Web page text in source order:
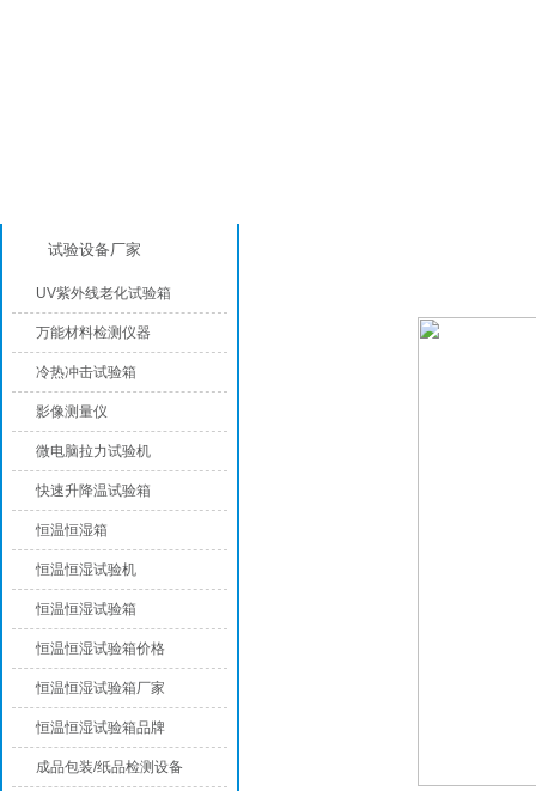
试验设备厂家
UV紫外线老化试验箱
万能材料检测仪器
冷热冲击试验箱
影像测量仪
微电脑拉力试验机
快速升降温试验箱
恒温恒湿箱
恒温恒湿试验机
恒温恒湿试验箱
恒温恒湿试验箱价格
恒温恒湿试验箱厂家
恒温恒湿试验箱品牌
成品包装/纸品检测设备